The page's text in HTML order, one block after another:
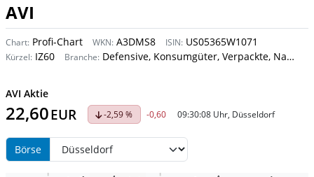
AVI
Chart: Profi-Chart WKN: A3DMS8 ISIN: US05365W1071
Kürzel: IZ60 Branche: Defensive, Konsumgüter, Verpackte, Nahrungsmittel
AVI Aktie
22,60EUR -2,59 % -0,60 09:30:08 Uhr, Düsseldorf
Börse